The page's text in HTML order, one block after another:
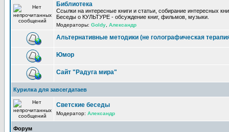
Библиотека
Ссылки на интересные книги и статьи, собирание интересных
Беседы о КУЛЬТУРЕ - обсуждение книг, фильмов, музыки.
Модераторы: Goldy Александр
Альтернативные методики (не голографическая
Юмор
Сайт "Радуга мира"
Курилка для завсегдатаев
Светские беседы
Модератор: Александр
Форум